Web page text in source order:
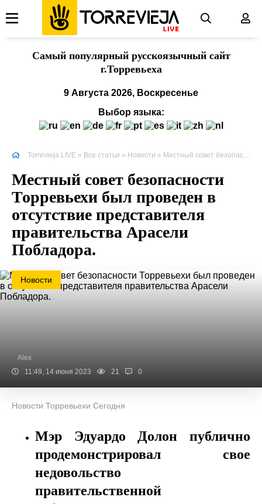
Cамый популярный русскоязычный сайт
г.Торревьеха
9 Августа 2026, Воскресенье
Выбор языка:
Torrevieja LIVE » Все статьи » Новости » Местный совет безопасности Торревьехи был проведен в отсутствие представителя правительства Арасели Побладора.
Местный совет безопасности
Торревьехи был проведен в
отсутствие представителя
правительства Арасели
Побладора.
Новости
Alex
11:49, 14 июня 2023
21 0
Новости Торревьехи Сегодня
Мэр Эдуардо Долон публично
продемонстрировал свое
недовольство
правительственной